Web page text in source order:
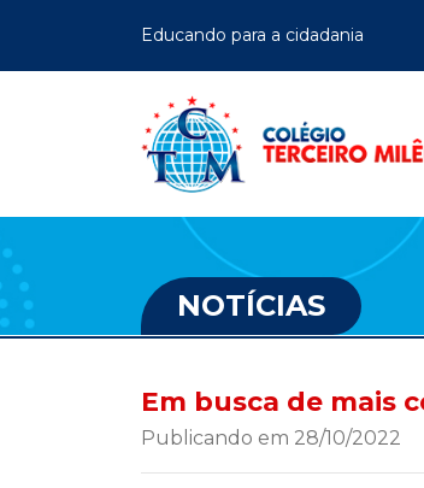
Educando para a cidadania
NOTÍCIAS
Em busca de mais
Publicando em 28/10/2022